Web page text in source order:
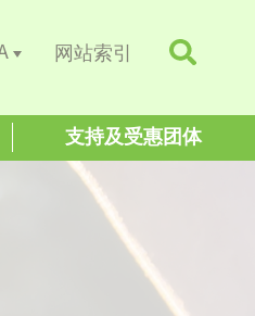
网站索引
支持及受惠团体